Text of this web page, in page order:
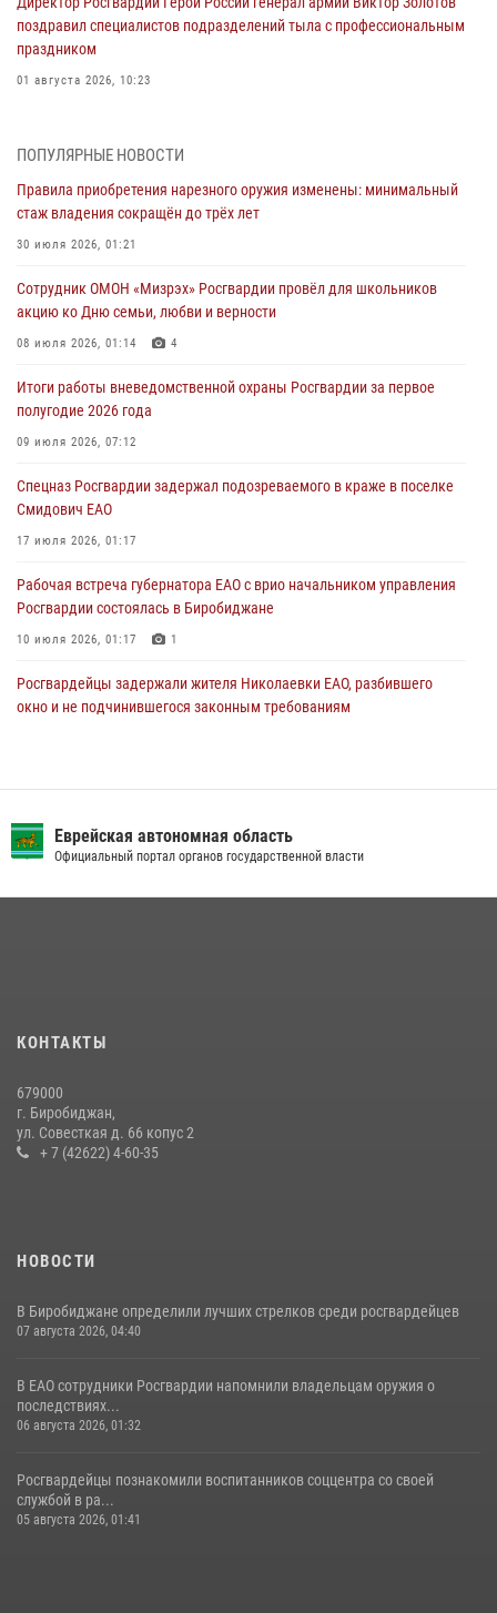
поздравил специалистов подразделений тыла с профессиональным
праздником
01 августа 2026, 10:23
Российской Федерации
В Росгвардии вспоминают российских воинов, погибших в Первой
мировой войне 1914-1918 годов
Внесены изменения в правила проведения контрольного отстрела
гражданского оружия
Правила приобретения нарезного оружия изменены: минимальный
стаж владения сокращён до трёх лет
ПОПУЛЯРНЫЕ НОВОСТИ
Правила приобретения нарезного оружия изменены: минимальный
стаж владения сокращён до трёх лет
30 июля 2026, 01:21
Сотрудник ОМОН «Мизрэх» Росгвардии провёл для школьников
акцию ко Дню семьи, любви и верности
08 июля 2026, 01:14 4
Итоги работы вневедомственной охраны Росгвардии за первое
полугодие 2026 года
09 июля 2026, 07:12
Спецназ Росгвардии задержал подозреваемого в краже в поселке
Смидович ЕАО
17 июля 2026, 01:17
Рабочая встреча губернатора ЕАО с врио начальником управления
Росгвардии состоялась в Биробиджане
10 июля 2026, 01:17 1
Росгвардейцы задержали жителя Николаевки ЕАО, разбившего
окно и не подчинившегося законным требованиям
31 июля 2026, 01:48
23 июля 2026, 00:16
Росгвардии по мини-футболу
15 июля 2026, 07:12 1
Еврейская автономная область
Официальный портал органов государственной власти
КОНТАКТЫ
679000
г. Биробиджан,
ул. Совесткая д. 66 копус 2
+ 7 (42622) 4-60-35
НОВОСТИ
В Биробиджане определили лучших стрелков среди росгвардейцев
07 августа 2026, 04:40
В ЕАО сотрудники Росгвардии напомнили владельцам оружия о
последствиях...
06 августа 2026, 01:32
Росгвардейцы познакомили воспитанников соццентра со своей
службой в ра...
05 августа 2026, 01:41